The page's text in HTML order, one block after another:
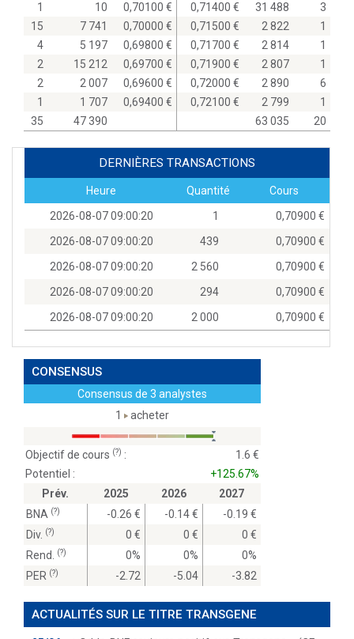
1
10
0,70100
15
7 741
0,70000
4
5 197
0,69800
2
15 212
0,69700
2
2 007
0,69600
1
1 707
0,69400
35
47 390
0,71400
31 488
3
0,71500
2 822
1
0,71700
2 814
1
0,71900
2 807
1
0,72000
2 890
6
0,72100
2 799
1
63 035
20
DERNIÈRES TRANSACTIONS
Heure Quantité
Cours
2026-08-07 09:00:20
1
0,70900
2026-08-07 09:00:20
439
0,70900
2026-08-07 09:00:20
2 560
0,70900
2026-08-07 09:00:20
294
0,70900
2026-08-07 09:00:20
2 000 0,70900
CONSENSUS
Consensus de 3 analystes
1
acheter
Objectif de cours (?) :
1.6
Potentiel :
+125.67%
Prév.
2025 2026
2027
BNA (?) -0.26 -0.14
-0.19
Div. (?) 0 0
0
Rend.
(?) 0% 0%
0%
PER (?) -2.72 -5.04 -3.82
ACTUALITÉS SUR LE TITRE TRANSGENE